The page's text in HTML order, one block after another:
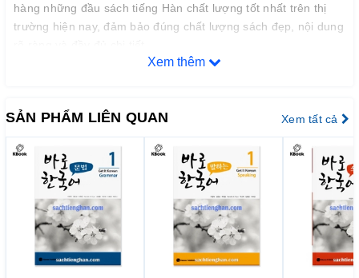
hàng những đầu sách tiếng Hàn chất lượng tốt nhất trên thị
trường hiện nay, đảm bảo đúng chất lượng sách đẹp, nội dung
– Bảo đảm mỗi quyển sách trước khi xuất kho đều phải qua
với độ tin cậy cao, thoả mãn nhu cầu của khách hàng.
– Luôn luôn lắng nghe, luôn luôn cải tiến để chất lượng của
sản phẩm và dịch vụ ngày càng tốt hơn.
2. Cam kết v c bán hà
Đội ngũ tư vấn viên của chúng tôi sẽ tư vấn thông tin trước
bán hàng cho quý khách những sự lựa chọn phù hợp nhất với
nhu cầu… nhằm giảm thiểu tối đa mức đầu tư của quý khách.
Xem thêm
SẢN PHẨM LIÊN QUAN Xem tất cả